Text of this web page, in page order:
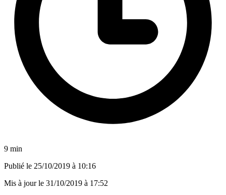
9 min
Publié le 25/10/2019 à 10:16
Mis à jour le 31/10/2019 à 17:52